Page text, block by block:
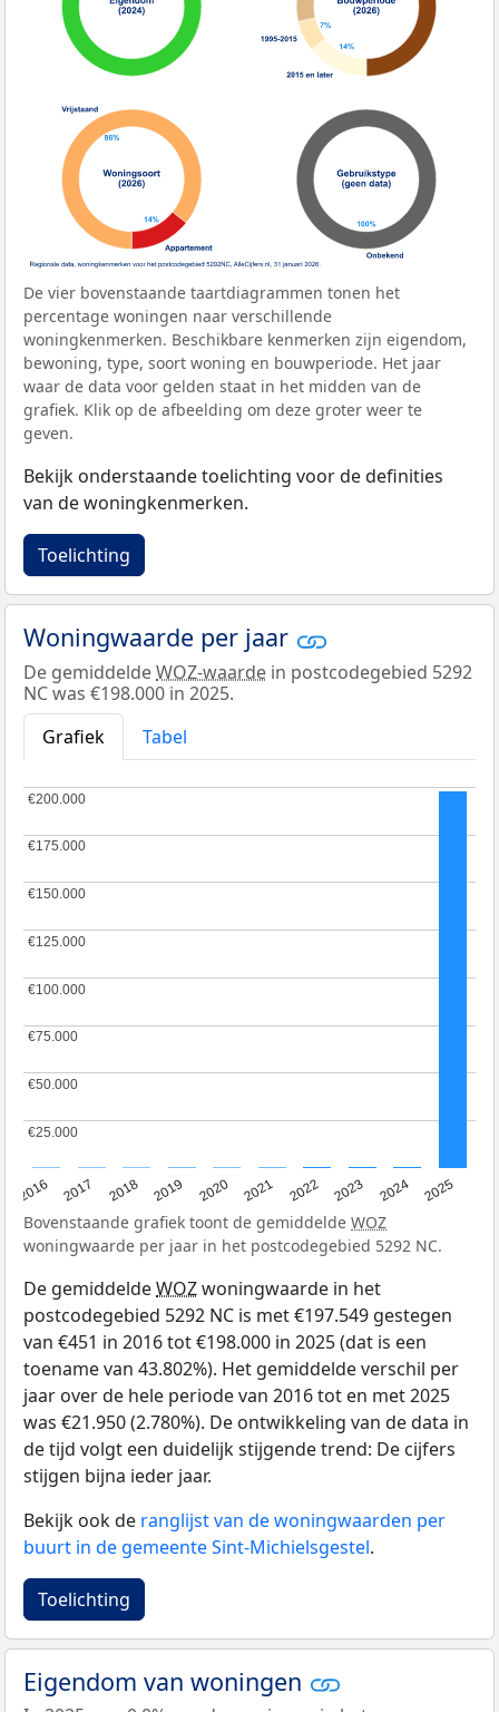
De vier bovenstaande taartdiagrammen tonen het
percentage woningen naar verschillende
woningkenmerken. Beschikbare kenmerken zijn eigendom,
bewoning, type, soort woning en bouwperiode. Het jaar
waar de data voor gelden staat in het midden van de
grafiek. Klik op de afbeelding om deze groter weer te
geven.
Bekijk onderstaande toelichting voor de definities
van de woningkenmerken.
Toelichting
Woningwaarde per jaar
De gemiddeldeWOZ-waarde in postcodegebied 5292
NC was €198.000 in 2025.
Grafiek
Tabel
2016 2017 2018 2019 2020 2021 2022 2023 2024 2025
€25.000
€25.000
€50.000
€50.000
€75.000
€75.000
€100.000
€100.000
€125.000
€125.000
€150.000
€150.000
€175.000
€175.000
€200.000
€200.000
Bovenstaande grafiek toont de gemiddelde WOZ
woningwaarde per jaar in het postcodegebied 5292 NC.
De gemiddeldeWOZwoningwaarde in het
postcodegebied 5292 NC is met €197.549 gestegen
van €451 in 2016 tot €198.000 in 2025 (dat is een
toename van 43.802%). Het gemiddelde verschil per
jaar over de hele periode van 2016 tot en met 2025
was €21.950 (2.780%). De ontwikkeling van de data in
de tijd volgt een duidelijk stijgende trend: De cijfers
stijgen bijna ieder jaar.
Bekijk ook de ranglijst van de woningwaarden per
buurt in de gemeente Sint-Michielsgestel.
Toelichting
Eigendom van woningen